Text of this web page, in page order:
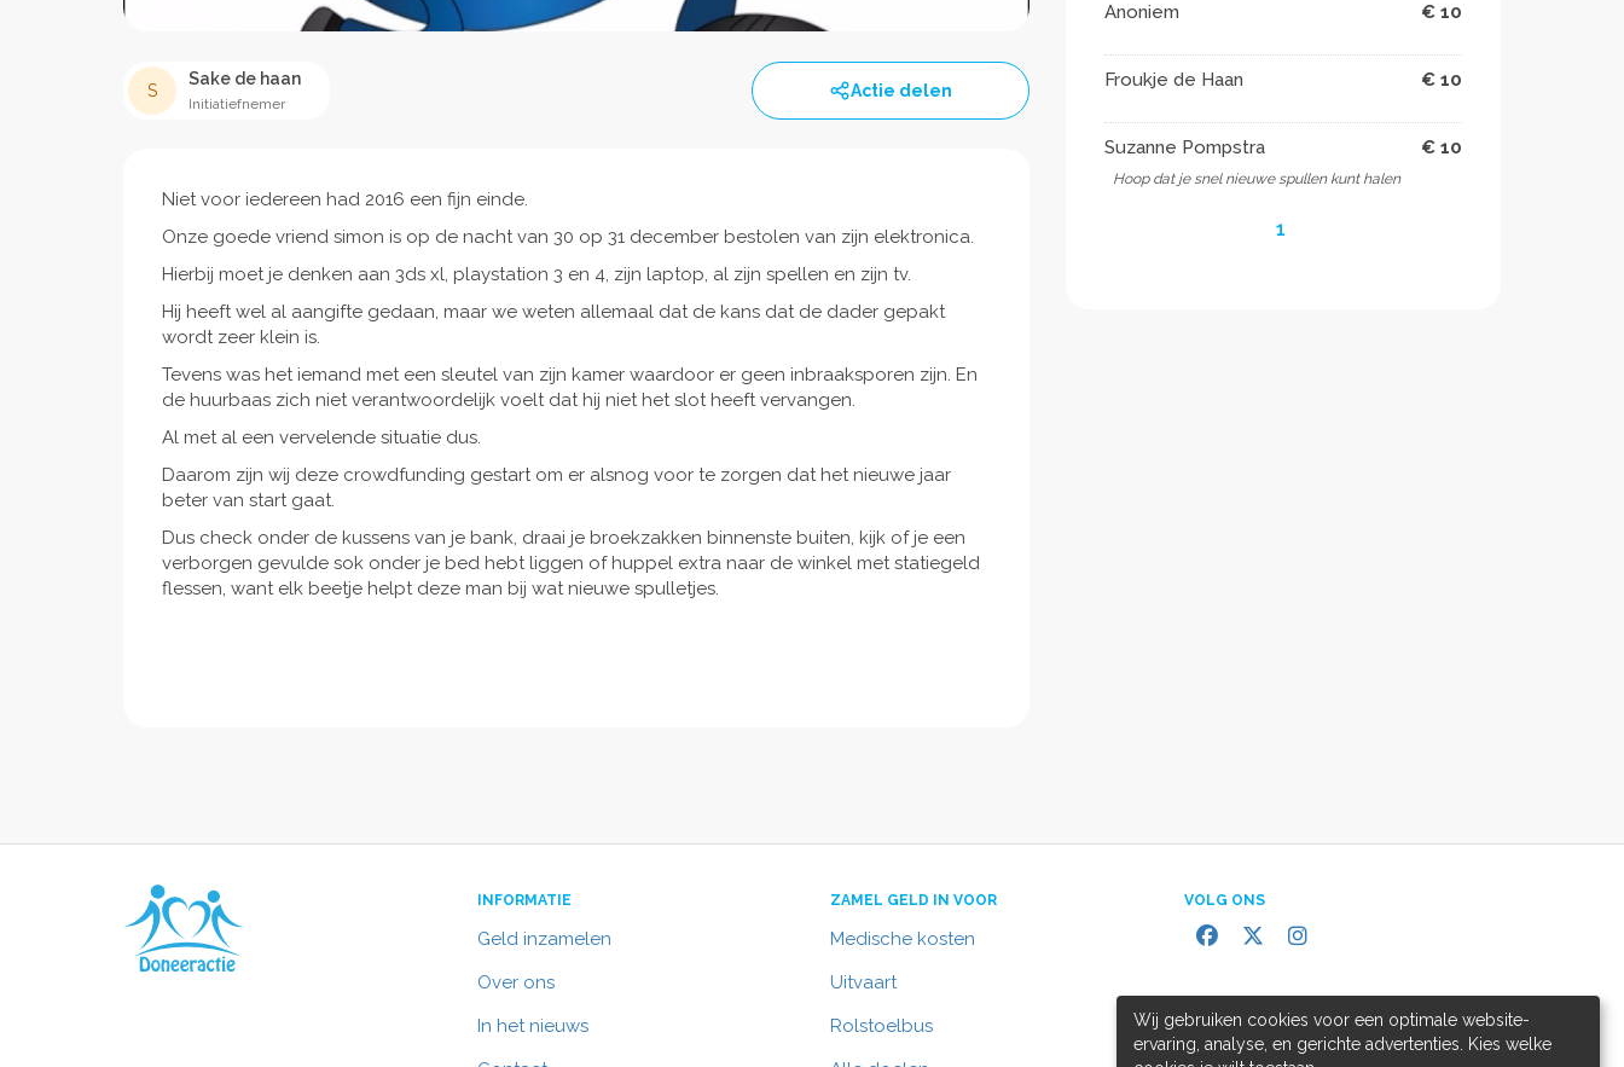
S
Sake de haan
Initiatiefnemer
Actie delen
Niet voor iedereen had 2016 een fijn einde.
Onze goede vriend simon is op de nacht van 30 op 31 december bestolen van zijn elektronica.
Hierbij moet je denken aan 3ds xl, playstation 3 en 4, zijn laptop, al zijn spellen en zijn tv.
Hij heeft wel al aangifte gedaan, maar we weten allemaal dat de kans dat de dader gepakt
wordt zeer klein is.
Tevens was het iemand met een sleutel van zijn kamer waardoor er geen inbraaksporen zijn. En
de huurbaas zich niet verantwoordelijk voelt dat hij niet het slot heeft vervangen.
Al met al een vervelende situatie dus.
Daarom zijn wij deze crowdfunding gestart om er alsnog voor te zorgen dat het nieuwe jaar
beter van start gaat.
Dus check onder de kussens van je bank, draai je broekzakken binnenste buiten, kijk of je een
verborgen gevulde sok onder je bed hebt liggen of huppel extra naar de winkel met statiegeld
flessen, want elk beetje helpt deze man bij wat nieuwe spulletjes.
Anoniem € 10
Froukje de Haan € 10
Suzanne Pompstra € 10
Hoop dat je snel nieuwe spullen kunt halen
1
INFORMATIE
Geld inzamelen
Over ons
In het nieuws
ZAMEL GELD IN VOOR
Medische kosten
Uitvaart
Rolstoelbus
VOLG ONS
Wij gebruiken cookies voor een optimale website-
ervaring, analyse, en gerichte advertenties. Kies welke